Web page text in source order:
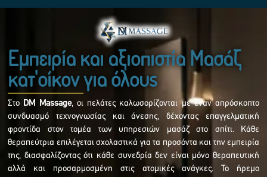
Εμπειρία και αξιοπιστία Μασάζ
κατ'οίκον για όλους
Στο DM Massage, οι πελάτες καλωσορίζονται με έναν απρόσκοπτο
συνδυασμό τεχνογνωσίας και άνεσης, δέχοντας επαγγελματική
φροντίδα στον τομέα των υπηρεσιών μασάζ στο σπίτι. Κάθε
θεραπεύτρια επιλέγεται σχολαστικά για τα προσόντα και την εμπειρία
της, διασφαλίζοντας ότι κάθε συνεδρία δεν είναι μόνο θεραπευτική
αλλά και προσαρμοσμένη στις ατομικές ανάγκες. Το ήρεμο